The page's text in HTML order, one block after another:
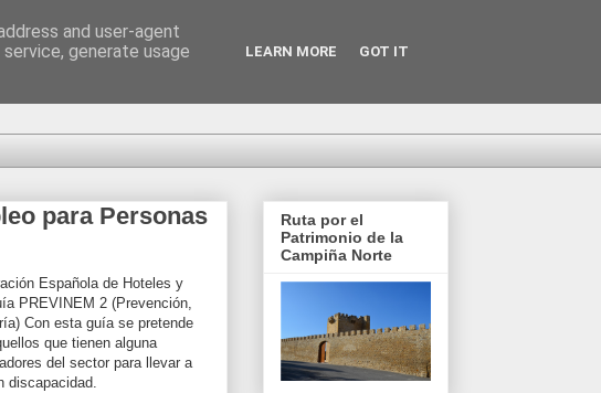
para Personas
Española de Hoteles y
PREVINEM 2 (Prevención,
Con esta guía se pretende
que tienen alguna
del sector para llevar a
discapacidad.
Ruta por el
Patrimonio de la
Campiña Norte
and user-agent
generate usage
LEARN MORE GOT IT